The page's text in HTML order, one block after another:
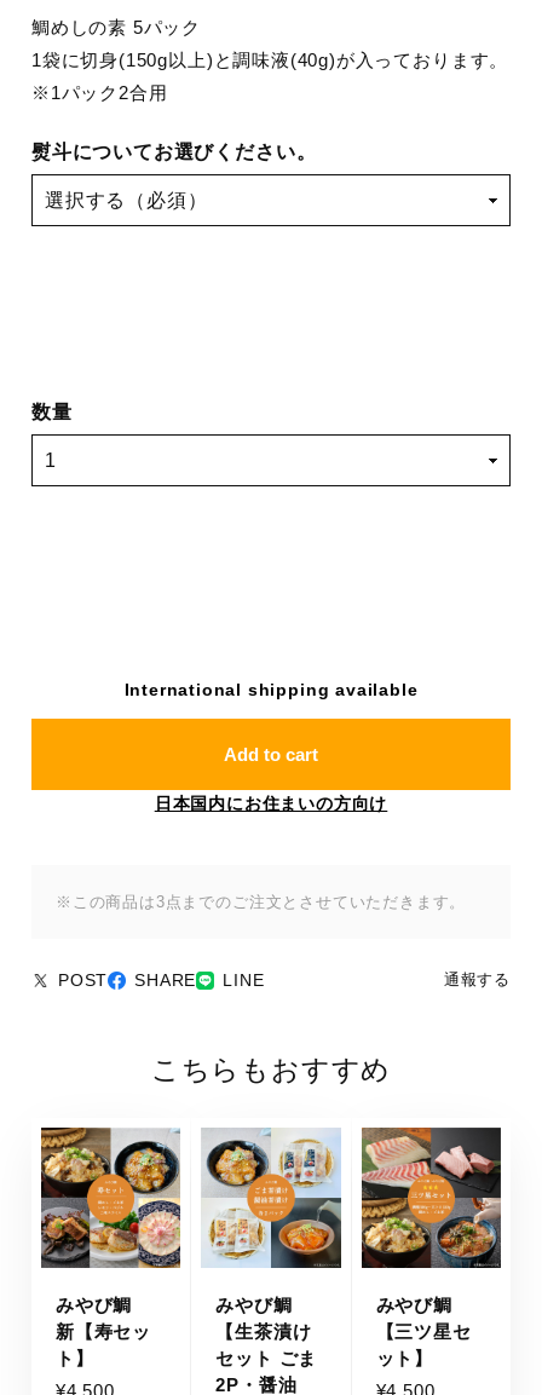
鯛めしの素 5パック
1袋に切身(150g以上)と調味液(40g)が入っております。
※1パック2合用
熨斗についてお選びください。
数量
International shipping available
Add to cart
日本国内にお住まいの方向け
※この商品は3点までのご注文とさせていただきます。
POST SHARE LINE 通報する
こちらもおすすめ
みやび鯛
新【寿セッ
ト】
¥4,500
みやび鯛
【生茶漬け
セット ごま
2P・醤油
みやび鯛
【三ツ星セ
ット】
¥4,500